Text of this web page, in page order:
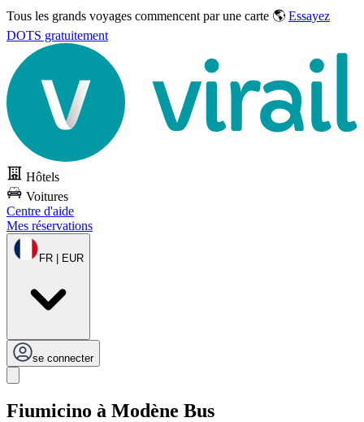
Tous les grands voyages commencent par une carte 🌎 Essayez
DOTS gratuitement
Hôtels
Voitures
Centre d'aide
Mes réservations
FR | EUR
se connecter
Fiumicino à Modène Bus